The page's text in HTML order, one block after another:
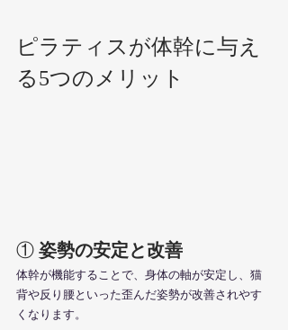
ピラティスが体幹に与え
る5つのメリット
① 姿勢の安定と改善
体幹が機能することで、身体の軸が安定し、猫
背や反り腰といった歪んだ姿勢が改善されやす
くなります。